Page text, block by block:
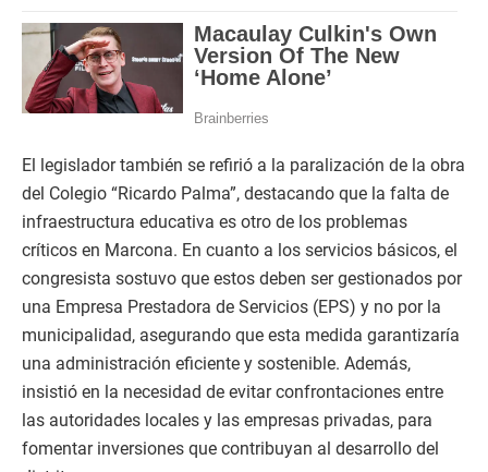
El legislador también se refirió a la paralización de la obra
del Colegio “Ricardo Palma”, destacando que la falta de
infraestructura educativa es otro de los problemas
críticos en Marcona. En cuanto a los servicios básicos, el
congresista sostuvo que estos deben ser gestionados por
una Empresa Prestadora de Servicios (EPS) y no por la
municipalidad, asegurando que esta medida garantizaría
una administración eficiente y sostenible. Además,
insistió en la necesidad de evitar confrontaciones entre
las autoridades locales y las empresas privadas, para
fomentar inversiones que contribuyan al desarrollo del